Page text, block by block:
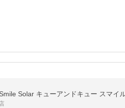
Solar キューアンドキュー スマ